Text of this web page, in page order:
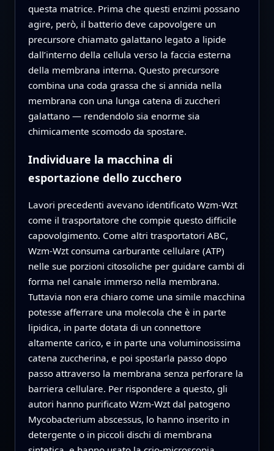
questa matrice. Prima che questi enzimi possano
agire, però, il batterio deve capovolgere un
precursore chiamato galattano legato a lipide
dall’interno della cellula verso la faccia esterna
della membrana interna. Questo precursore
combina una coda grassa che si annida nella
membrana con una lunga catena di zuccheri
galattano — rendendolo sia enorme sia
chimicamente scomodo da spostare.
Individuare la macchina di
esportazione dello zucchero
Lavori precedenti avevano identificato Wzm-Wzt
come il trasportatore che compie questo difficile
capovolgimento. Come altri trasportatori ABC,
Wzm-Wzt consuma carburante cellulare (ATP)
nelle sue porzioni citosoliche per guidare cambi di
forma nel canale immerso nella membrana.
Tuttavia non era chiaro come una simile macchina
potesse afferrare una molecola che è in parte
lipidica, in parte dotata di un connettore
altamente carico, e in parte una voluminosissima
catena zuccherina, e poi spostarla passo dopo
passo attraverso la membrana senza perforare la
barriera cellulare. Per rispondere a questo, gli
autori hanno purificato Wzm-Wzt dal patogeno
Mycobacterium abscessus, lo hanno inserito in
detergente o in piccoli dischi di membrana